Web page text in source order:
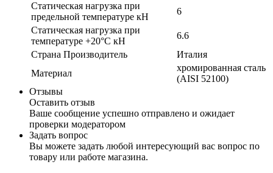
Статическая нагрузка при
предельной температуре кН
6
Статическая нагрузка при
температуре +20°С кН
6.6
Страна Производитель
Италия
Материал
хромированная сталь
(AISI 52100)
Отзывы
Оставить отзыв
Ваше сообщение успешно отправлено и ожидает
проверки модератором
Задать вопрос
Вы можете задать любой интересующий вас вопрос по
товару или работе магазина.